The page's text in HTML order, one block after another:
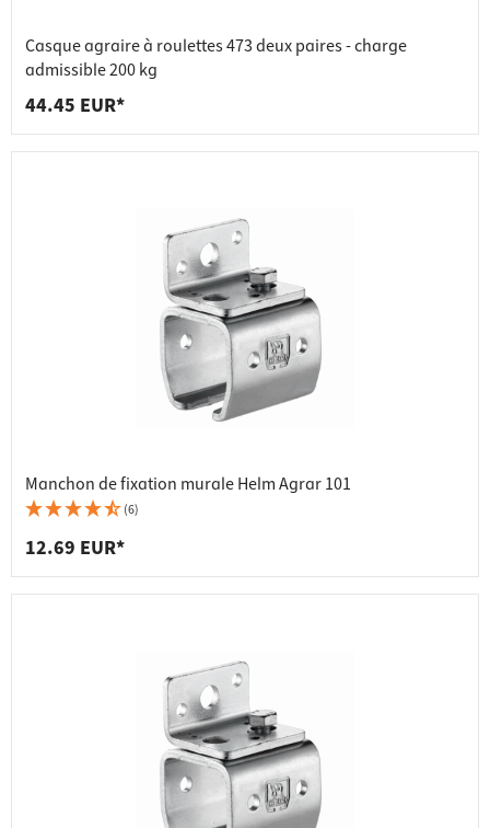
Casque agraire à roulettes 473 deux paires - charge
admissible 200 kg
44.45 EUR*
Manchon de fixation murale Helm Agrar 101
(6)
12.69 EUR*